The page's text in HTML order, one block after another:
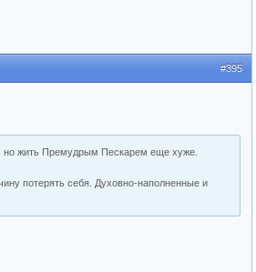
#395
но жить Премудрым Пескарем еще хуже.
потерять себя. Духовно-наполненные и